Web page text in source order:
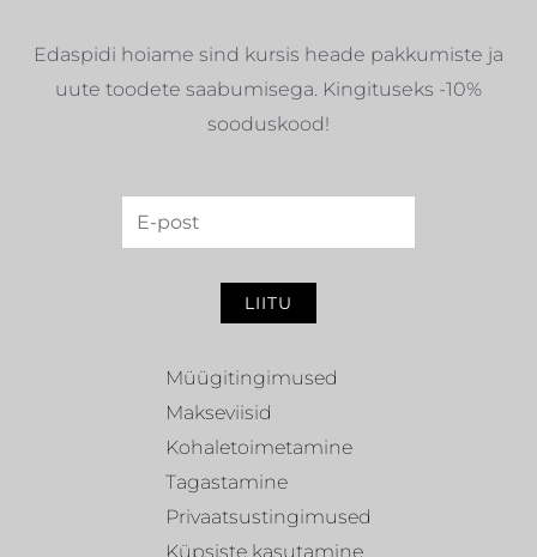
Edaspidi hoiame sind kursis heade pakkumiste ja
uute toodete saabumisega. Kingituseks -10%
sooduskood!
LIITU
Müügitingimused
Makseviisid
Kohaletoimetamine
Tagastamine
Privaatsustingimused
Küpsiste kasutamine